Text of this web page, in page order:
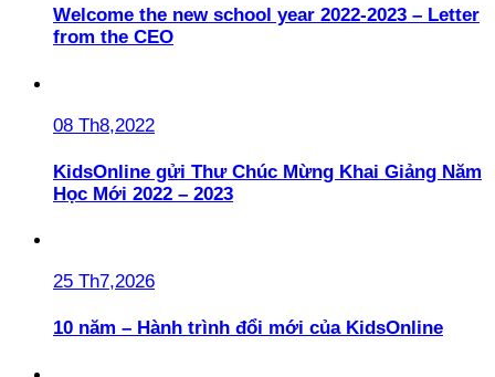
Welcome the new school year 2022-2023 – Letter
from the CEO
08 Th8,2022
KidsOnline gửi Thư Chúc Mừng Khai Giảng Năm
Học Mới 2022 – 2023
25 Th7,2026
10 năm – Hành trình đổi mới của KidsOnline